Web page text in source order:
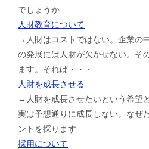
でしょうか
人財教育について
→人財はコストではない。企業の
の発展には人財が欠かせない。そ
ます。それは・・・
人財を成長させる
→人財を成長させたいという希望
実は予想通りに成長しない。なぜ
ントを探ります
採用について